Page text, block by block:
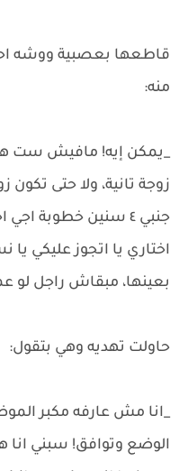
قاطعها بعصبية ووشه
منه:
_يمكن إيه! مافيش ست
زوجة تانية، ولا حتى تكون
جنبي ٤ سنين خطوبة
اختاري يا اتجوز عليكي
بعينها، مبقاش راجل لو
حاولت تهديه وهي بتقول:
_انا مش عارفه مكبر
الوضع وتوافق! سبني